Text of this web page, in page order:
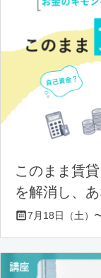
このまま賃
を解消し、
7月18日（土）